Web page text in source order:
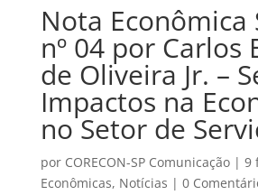
Nota Econômica
nº 04 por Carlos
de Oliveira Jr. –
Impactos na
no Setor de
por CORECON-SP Comunicação| 9
Econômicas, Notícias | 0